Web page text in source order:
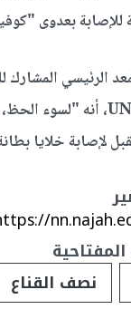
"كوفيد-19"، ولماذا ارتداء القناع مهم في
لإصابة خلايا
نصف القناع